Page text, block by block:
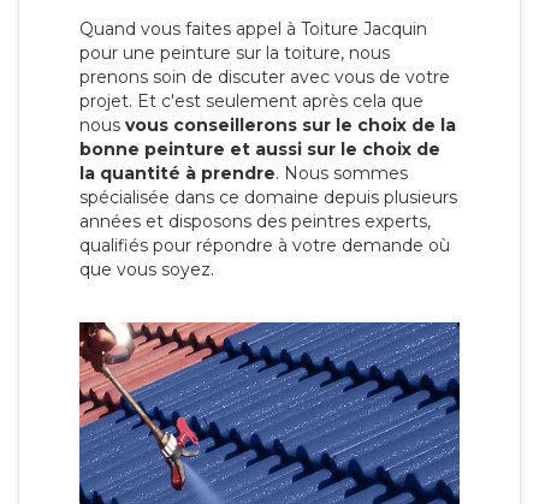
Quand vous faites appel à Toiture Jacquin
pour une peinture sur la toiture, nous
prenons soin de discuter avec vous de votre
projet. Et c'est seulement après cela que
nous vous conseillerons sur le choix de la
bonne peinture et aussi sur le choix de
la quantité à prendre. Nous sommes
spécialisée dans ce domaine depuis plusieurs
années et disposons des peintres experts,
qualifiés pour répondre à votre demande où
que vous soyez.